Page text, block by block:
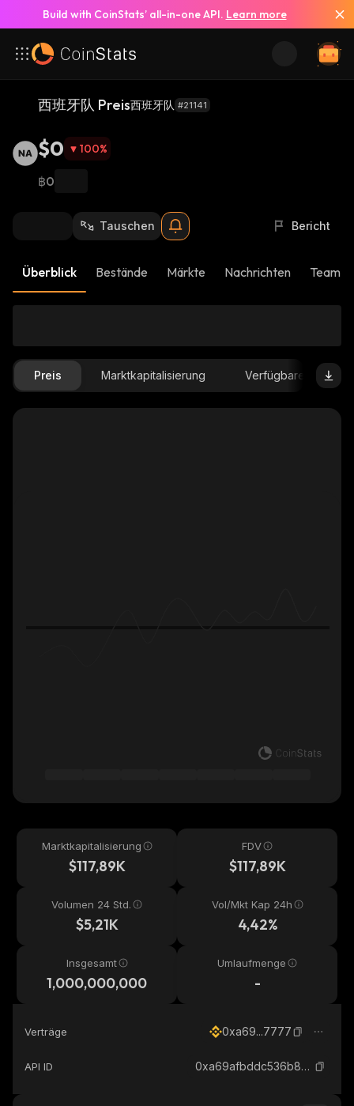
Build with CoinStats’ all-in-one API. Learn more
西班牙队 Preis西班牙队 #21141
$0 100%
฿0
Tauschen Bericht
Überblick Bestände Märkte Nachrichten Team-
Preis Marktkapitalisierung Verfügbare Menge
Marktkapitalisierung
$117,89K
FDV
$117,89K
Volumen 24 Std.
$5,21K
Vol/Mkt Kap 24h
4,42%
Insgesamt
1,000,000,000
Umlaufmenge
-
Verträge 0xa69...7777
API ID 0xa69afbddc536b86573f933a15a9589f8f01a7777_binance_smart